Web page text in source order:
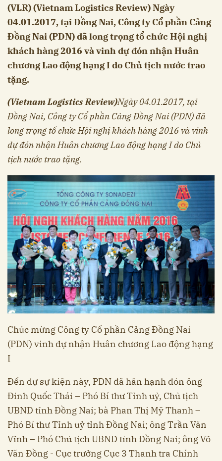
(VLR) (Vietnam Logistics Review) Ngày
04.01.2017, tại Đồng Nai, Công ty Cổ phần Cảng
Đồng Nai (PDN) đã long trọng tổ chức Hội nghị
khách hàng 2016 và vinh dự đón nhận Huân
chương Lao động hạng I do Chủ tịch nước trao
tặng.
(Vietnam Logistics Review)Ngày 04.01.2017, tại
Đồng Nai, Công ty Cổ phần Cảng Đồng Nai (PDN) đã
long trọng tổ chức Hội nghị khách hàng 2016 và vinh
dự đón nhận Huân chương Lao động hạng I do Chủ
tịch nước trao tặng.
Chúc mừng Công ty Cổ phần Cảng Đồng Nai
(PDN) vinh dự nhận Huân chương Lao động hạng
I
Đến dự sự kiện này, PDN đã hân hạnh đón ông
Đinh Quốc Thái – Phó Bí thư Tỉnh uỷ, Chủ tịch
UBND tỉnh Đồng Nai; bà Phan Thị Mỹ Thanh –
Phó Bí thư Tỉnh uỷ tỉnh Đồng Nai; ông Trần Văn
Vĩnh – Phó Chủ tịch UBND tỉnh Đồng Nai; ông Võ
Văn Đồng - Cục trưởng Cục 3 Thanh tra Chính